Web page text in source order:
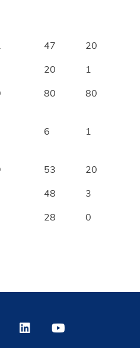
47
20
20
1
80 80
6 1
53
20
48
3
28 0